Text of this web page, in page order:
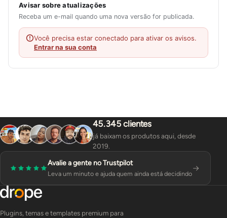
Avisar sobre atualizações
Receba um e-mail quando uma nova versão for publicada.
Você precisa estar conectado para ativar os avisos.
Entrar na sua conta
45.345 clientes
já baixam os produtos aqui, desde
2019.
Avalie a gente no Trustpilot
Leva um minuto e ajuda quem ainda está decidindo
Plugins, temas e templates premium para